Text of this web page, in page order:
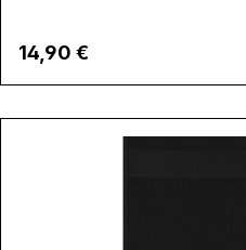
Regulärer Preis:
14,90 €